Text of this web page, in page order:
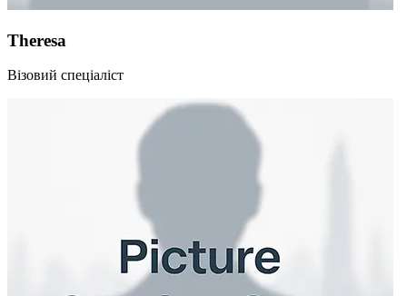
Theresa
Візовий спеціаліст